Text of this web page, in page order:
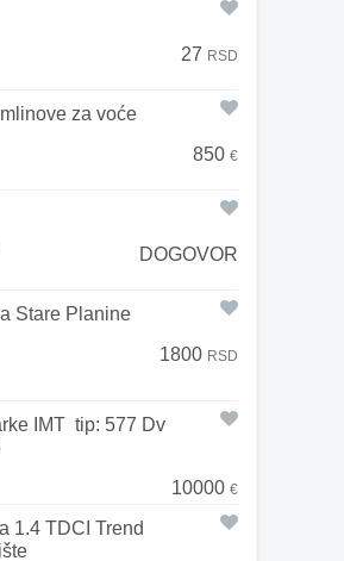
27 RSD
za voće
850 €
DOGOVOR
Stare Planine
1800 RSD
IMT tip: 577 Dv
10000 €
1.4 TDCI Trend